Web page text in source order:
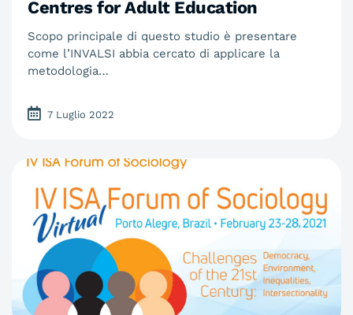
Centres for Adult Education
Scopo principale di questo studio è presentare
come l’INVALSI abbia cercato di applicare la
metodologia…
7 Luglio 2022